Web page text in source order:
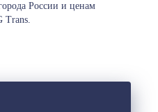
России и ценам
Trans.